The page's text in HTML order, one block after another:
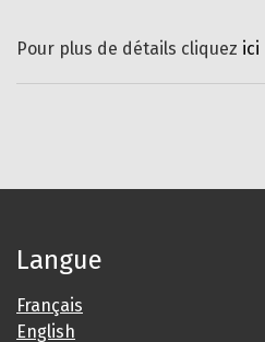
Pour plus de détails cliquez ici
Langue
Français
English